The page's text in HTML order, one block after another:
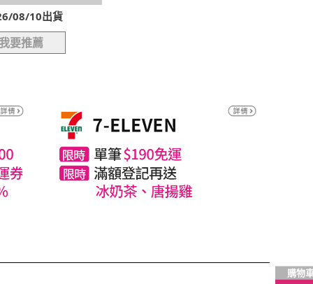
08/10出貨
要推薦
購物